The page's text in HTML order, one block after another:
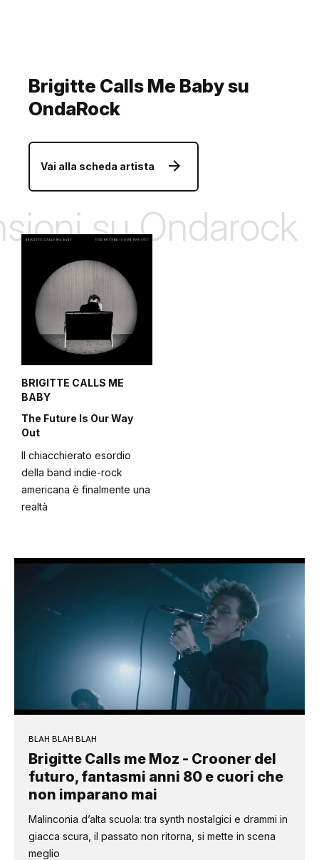
Brigitte Calls Me Baby su
OndaRock
Vai alla scheda artista
su Ondarock
BRIGITTE CALLS ME
BABY
The Future Is Our Way
Out
Il chiacchierato esordio
della band indie-rock
americana è finalmente una
realtà
BLAH BLAH BLAH
Brigitte Calls me Moz - Crooner del
futuro, fantasmi anni 80 e cuori che
non imparano mai
Malinconia d’alta scuola: tra synth nostalgici e drammi in
giacca scura, il passato non ritorna, si mette in scena
meglio